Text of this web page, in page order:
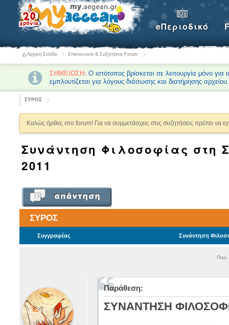
eΠεριοδικό
Αρχική Σελίδα Επικοινωνία & Συζητήσεις-Forum
ΣΗΜΕΙΩΣΗ: Ο ιστότοπος βρίσκεται σε λειτουργία μόνο
εμπλουτίζεται για λόγους διάσωσης και διατήρησης αρχείου.
ΣΥΡΟΣ
Καλώς ήρθες στο forum! Για να συμμετάσχεις στις συζητήσεις πρέπει να
Συνάντηση Φιλοσοφίας στη
2011
ΣΥΡΟΣ
Συγγραφέας Συνάντηση
Παρ,
Παράθεση:
ΣΥΝΑΝΤΗΣΗ